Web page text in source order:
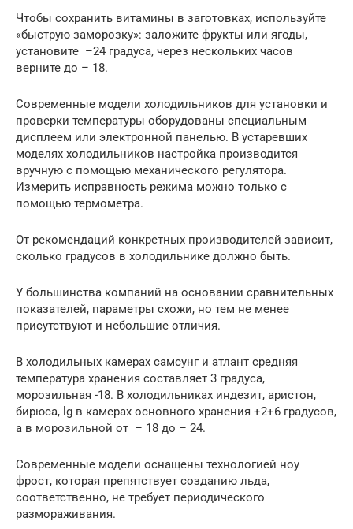
Чтобы сохранить витамины в заготовках, используйте
«быструю заморозку»: заложите фрукты или ягоды,
установите –24 градуса, через нескольких часов
верните до – 18.
Современные модели холодильников для установки и
проверки температуры оборудованы специальным
дисплеем или электронной панелью. В устаревших
моделях холодильников настройка производится
вручную с помощью механического регулятора.
Измерить исправность режима можно только с
помощью термометра.
От рекомендаций конкретных производителей зависит,
сколько градусов в холодильнике должно быть.
У большинства компаний на основании сравнительных
показателей, параметры схожи, но тем не менее
присутствуют и небольшие отличия.
В холодильных камерах самсунг и атлант средняя
температура хранения составляет 3 градуса,
морозильная -18. В холодильниках индезит, аристон,
бирюса, lg в камерах основного хранения +2+6 градусов,
а в морозильной от – 18 до – 24.
Современные модели оснащены технологией ноу
фрост, которая препятствует созданию льда,
соответственно, не требует периодического
размораживания.